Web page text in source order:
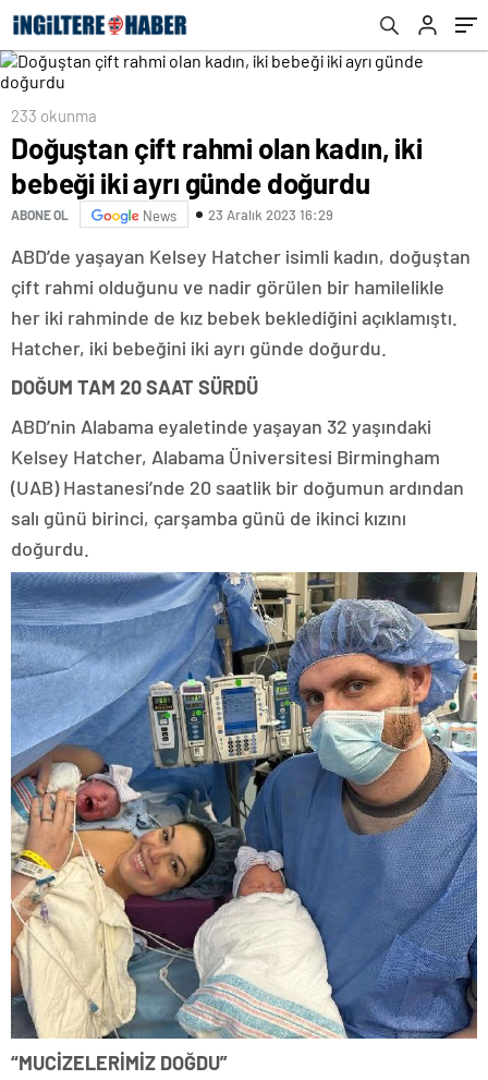
233 okunma
Doğuştan çift rahmi olan kadın, iki
bebeği iki ayrı günde doğurdu
ABONE OL News 23 Aralık 2023 16:29
ABD’de yaşayan Kelsey Hatcher isimli kadın, doğuştan
çift rahmi olduğunu ve nadir görülen bir hamilelikle
her iki rahminde de kız bebek beklediğini açıklamıştı.
Hatcher, iki bebeğini iki ayrı günde doğurdu.
DOĞUM TAM 20 SAAT SÜRDÜ
ABD’nin Alabama eyaletinde yaşayan 32 yaşındaki
Kelsey Hatcher, Alabama Üniversitesi Birmingham
(UAB) Hastanesi’nde 20 saatlik bir doğumun ardından
salı günü birinci, çarşamba günü de ikinci kızını
doğurdu.
“MUCİZELERİMİZ DOĞDU”